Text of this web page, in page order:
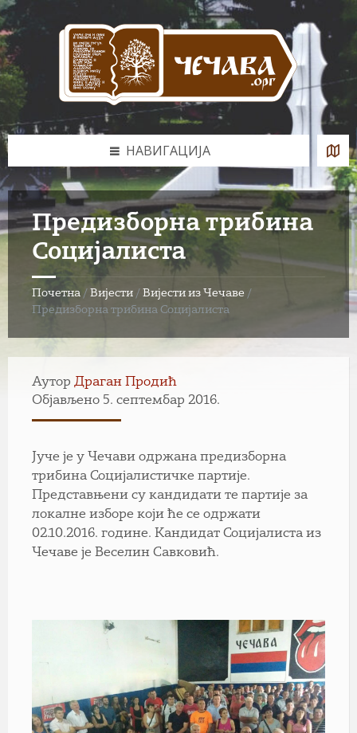
Skip
to
content
Skip
to
left
sidebar
Skip
to
footer
НАВИГАЦИЈА
Предизборна трибина
Социјалиста
Почетна / Вијести / Вијести из Чечаве /
Предизборна трибина Социјалиста
Аутор Драган Продић
Објављено 5. септембар 2016.
Јуче је у Чечави одржана предизборна
трибина Социјалистичке партије.
Представњени су кандидати те партије за
локалне изборе који ће се одржати
02.10.2016. године. Кандидат Социјалиста из
Чечаве је Веселин Савковић.